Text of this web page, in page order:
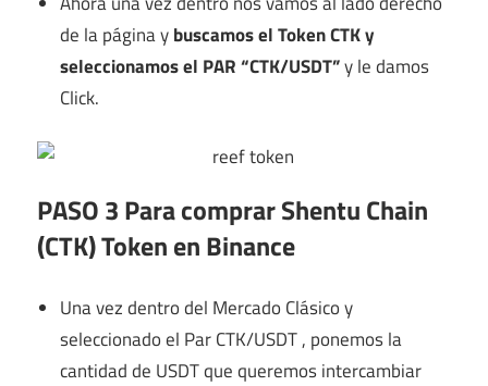
de la página ybuscamos el Token CTK y
seleccionamos el PAR “CTK/USDT”y le damos
Click.
PASO 3 Para comprar Shentu Chain
(CTK) Token en Binance
Una vez dentro del Mercado Clásico y
seleccionado el Par CTK/USDT , ponemos la
cantidad de USDT que queremos intercambiar